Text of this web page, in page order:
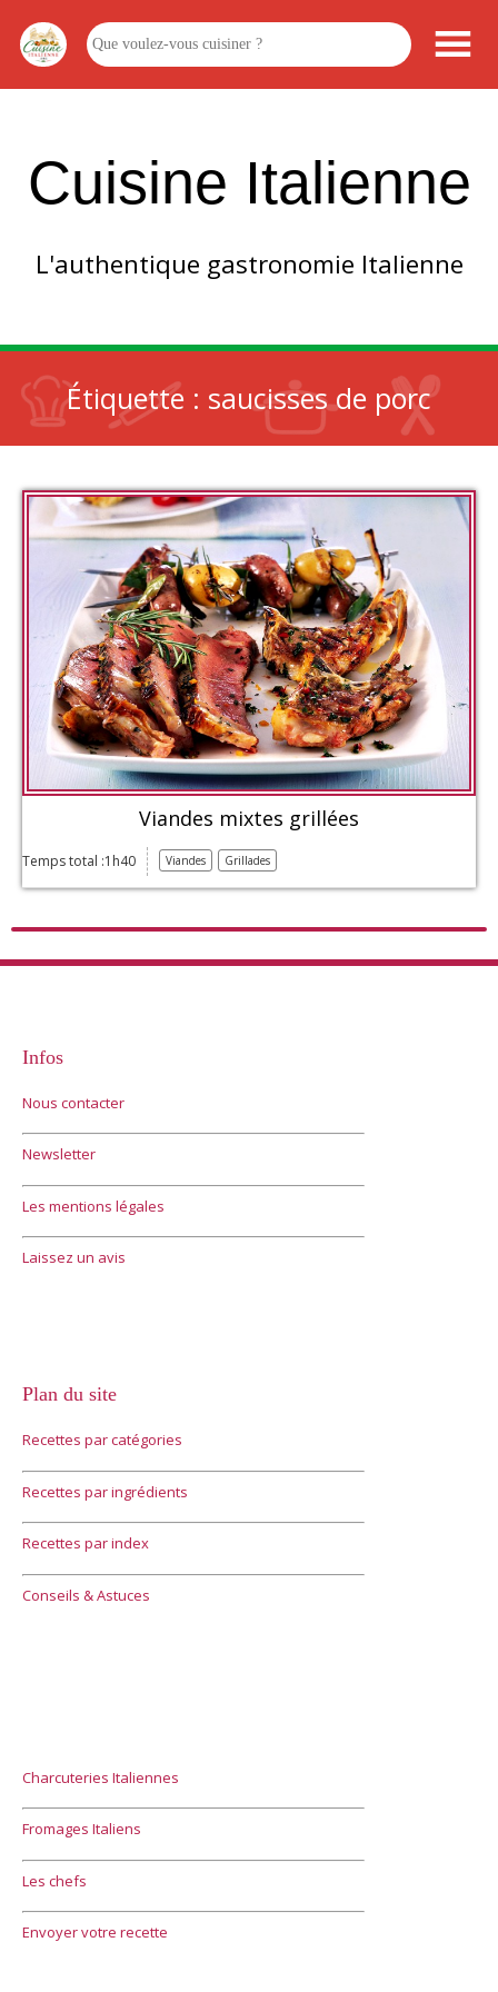
Cuisine Italienne
L'authentique gastronomie Italienne
Étiquette : saucisses de porc
Viandes mixtes grillées
Temps total :1h40 Viandes Grillades
Infos
Nous contacter
Newsletter
Les mentions légales
Laissez un avis
Plan du site
Recettes par catégories
Recettes par ingrédients
Recettes par index
Conseils & Astuces
Charcuteries Italiennes
Fromages Italiens
Les chefs
Envoyer votre recette